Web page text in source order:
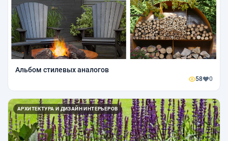
Альбом стилевых аналогов
58 0
АРХИТЕКТУРА И ДИЗАЙН ИНТЕРЬЕРОВ